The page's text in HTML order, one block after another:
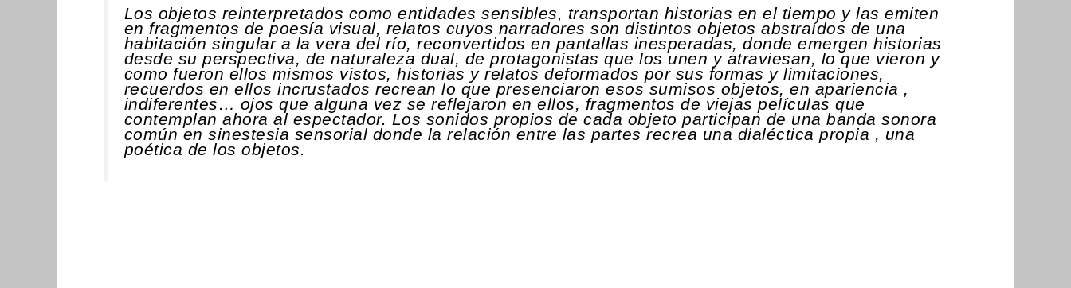
Los objetos reinterpretados como entidades sensibles, transportan historias en el tiempo y las emiten
en fragmentos de poesía visual, relatos cuyos narradores son distintos objetos abstraídos de una
habitación singular a la vera del río, reconvertidos en pantallas inesperadas, donde emergen historias
desde su perspectiva, de naturaleza dual, de protagonistas que los unen y atraviesan, lo que vieron y
como fueron ellos mismos vistos, historias y relatos deformados por sus formas y limitaciones,
recuerdos en ellos incrustados recrean lo que presenciaron esos sumisos objetos, en apariencia ,
indiferentes… ojos que alguna vez se reflejaron en ellos, fragmentos de viejas películas que
contemplan ahora al espectador. Los sonidos propios de cada objeto participan de una banda sonora
común en sinestesia sensorial donde la relación entre las partes recrea una dialéctica propia , una
poética de los objetos.